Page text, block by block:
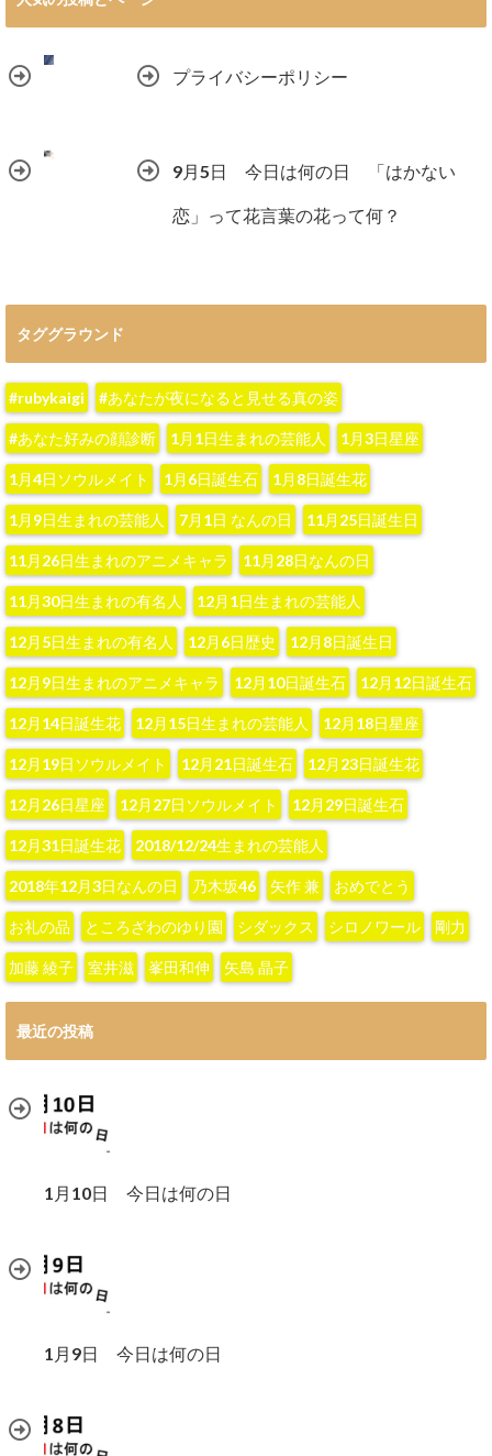
プライバシーポリシー
9月5日 今日は何の日 「はかない
恋」って花言葉の花って何？
タググラウンド
#rubykaigi #あなたが夜になると見せる真の姿
#あなた好みの顔診断 1月1日生まれの芸能人 1月3日星座
1月4日ソウルメイト 1月6日誕生石 1月8日誕生花
1月9日生まれの芸能人 7月1日 なんの日 11月25日誕生日
11月26日生まれのアニメキャラ 11月28日なんの日
11月30日生まれの有名人 12月1日生まれの芸能人
12月5日生まれの有名人 12月6日歴史 12月8日誕生日
12月9日生まれのアニメキャラ 12月10日誕生石 12月12日誕生石
12月14日誕生花 12月15日生まれの芸能人 12月18日星座
12月19日ソウルメイト 12月21日誕生石 12月23日誕生花
12月26日星座 12月27日ソウルメイト 12月29日誕生石
12月31日誕生花 2018/12/24生まれの芸能人
2018年12月3日なんの日 ‪乃木坂46‬ ‪矢作 兼‬ おめでとう
お礼の品 ところざわのゆり園 シダックス シロノワール 剛力
加藤 綾子‬ 室井滋 峯田和伸 矢島 晶子
最近の投稿
1月10日 今日は何の日
1月9日 今日は何の日